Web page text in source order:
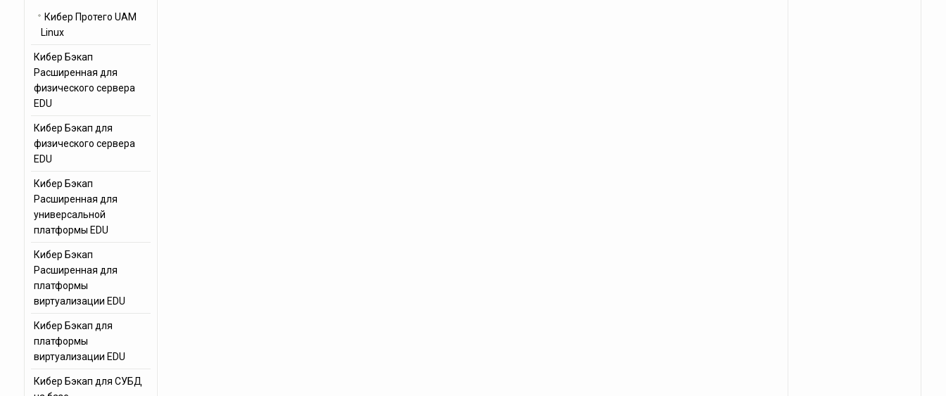
Кибер Протего UAM
Linux
Кибер Бэкап
Расширенная для
физического сервера
EDU
Кибер Бэкап для
физического сервера
EDU
Кибер Бэкап
Расширенная для
универсальной
платформы EDU
Кибер Бэкап
Расширенная для
платформы
виртуализации EDU
Кибер Бэкап для
платформы
виртуализации EDU
Кибер Бэкап для СУБД